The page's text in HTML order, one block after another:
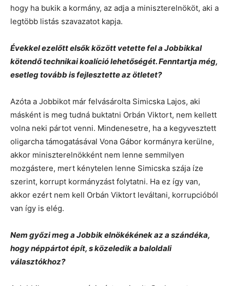
hogy ha bukik a kormány, az adja a miniszterelnököt, aki a
legtöbb listás szavazatot kapja.
Évekkel ezelőtt elsők között vetette fel a Jobbikkal
kötendő technikai koalíció lehetőségét. Fenntartja még,
esetleg tovább is fejlesztette az ötletet?
Azóta a Jobbikot már felvásárolta Simicska Lajos, aki
másként is meg tudná buktatni Orbán Viktort, nem kellett
volna neki pártot venni. Mindenesetre, ha a kegyvesztett
oligarcha támogatásával Vona Gábor kormányra kerülne,
akkor miniszterelnökként nem lenne semmilyen
mozgástere, mert kénytelen lenne Simicska szája íze
szerint, korrupt kormányzást folytatni. Ha ez így van,
akkor ezért nem kell Orbán Viktort leváltani, korrupcióból
van így is elég.
Nem győzi meg a Jobbik elnökékének az a szándéka,
hogy néppártot épít, s közeledik a baloldali
választókhoz?